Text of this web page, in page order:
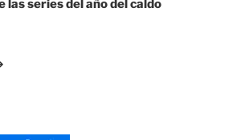
las series del año del caldo